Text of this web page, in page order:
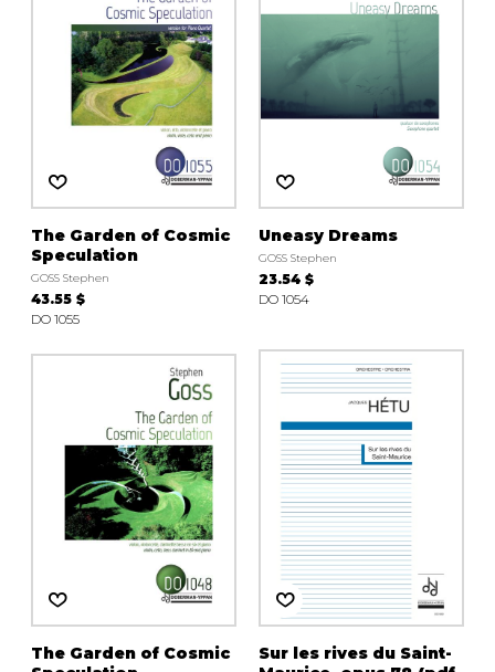
The Garden of Cosmic
Speculation
GOSS Stephen
43.55 $
DO 1055
Uneasy Dreams
GOSS Stephen
23.54 $
DO 1054
The Garden of Cosmic
Sur les rives du Saint-